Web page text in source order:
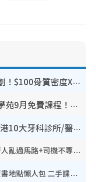
港大推賽馬會強化骨骼計劃！$100骨質密度X光檢查 完成免費運動訓練送超市禮券！附參加資格
長者優惠｜都會大學長者學苑9月免費課程！多媒體/微電影創作/網絡安全 附報名方法教學
洗牙平靚正推介2026︱全港10大牙科診所/醫院懶人包 夜診至8點/鎮靜潔牙/醫療券適用
警方即日起全港大執法！捉行人亂過馬路+司機不專注駕駛！亂過馬路罰$2000
捐書2026︱全港13大捐書/賣書地點懶人包 二手課本最高$150＋舊書換免費咖啡/戲票